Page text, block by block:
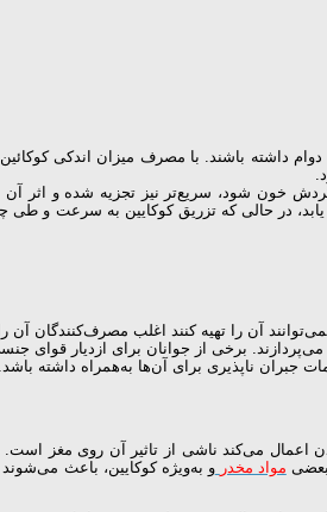
داشته باشند. با مصرف میزان اندکی
خون شود، سریع‌تر نیز تجزیه شده و اثر آن
در روش استنشاقی از طریق بینی نسبتاً به آهستگی صورت می‌گیرد اما ممکن است ۱۵ تا ۳۰ دقیقه
و چون کوکایین ماده گرانی است که همه نمی‌توانند آن را تهیه
برخی از جوانان برای ازدیار قوای
جبران ناپذیری برای آن‌ها به‌همراه داشته باشد.
می‌کند ناشی از تاثیر آن روی مغز
مواد مخدر و به‌ویژه کوکایین، باعث